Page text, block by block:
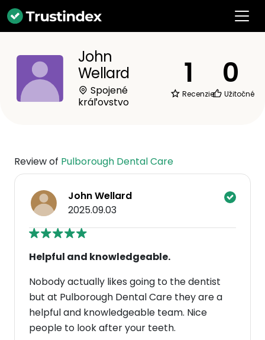
John
Wellard
Spojené
kráľovstvo
1
Recenzie
0
Užitočné
Review of Pulborough Dental Care
John Wellard
2025.09.03
Helpful and knowledgeable.
Nobody actually likes going to the dentist
but at Pulborough Dental Care they are a
helpful and knowledgeable team. Nice
people to look after your teeth.